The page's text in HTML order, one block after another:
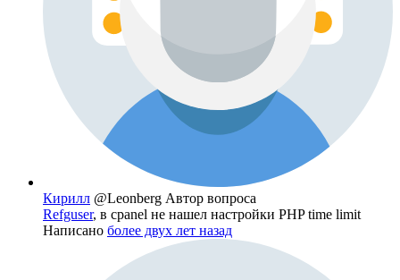
Кирилл @Leonberg Автор вопроса
Refguser, в cpanel не нашел настройки PHP time limit
Написано более двух лет назад